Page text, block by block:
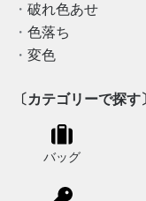
破れ色あせ
色落ち
変色
〔カテゴリーで探す
バッグ